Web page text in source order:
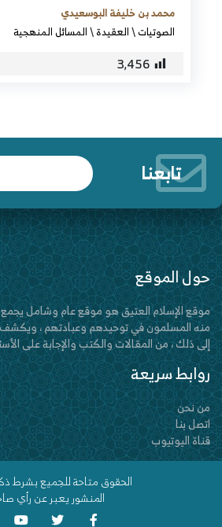
محمد بن خليفة البوسعيدي
الصوتيات\العقيدة\المسائل المنهجية
3٬456
تابعنا
حول الموقع
موقع الإسلام العتيق هو موقع عام وشامل
منه المسلمون في توحيدهم وعبادتهم ،
إلى ذلك ، من المقالات والكتب والإجابة على
روابط سريعة
من نحن
اتصل بنا
قناة اليوتيوب
الحقوق متاحة للجميع بشرط
المنشور يعبر عن رأي